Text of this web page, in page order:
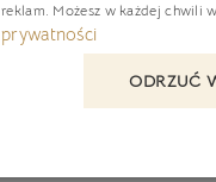
reklam. Możesz w każdej chwili
prywatności
ODRZUĆ